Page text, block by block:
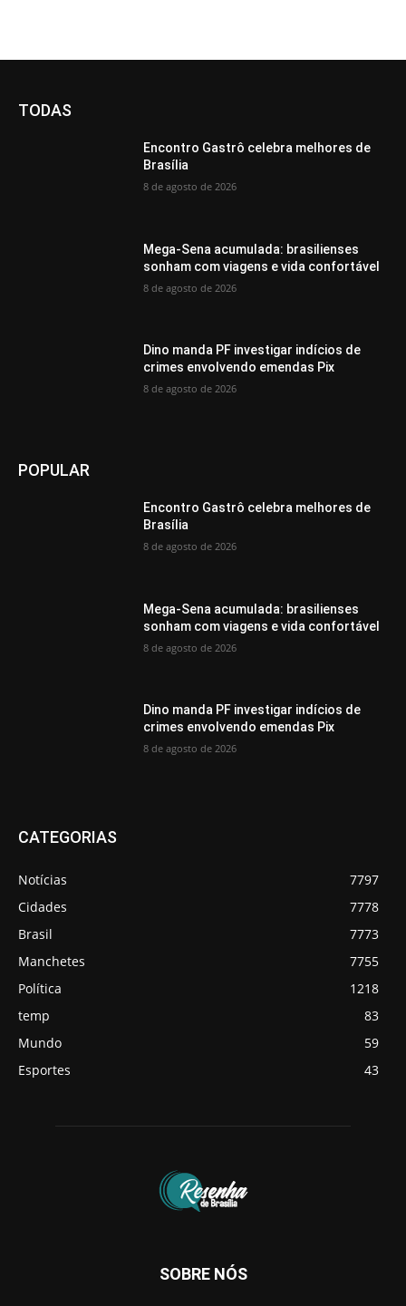
TODAS
Encontro Gastrô celebra melhores de
Brasília
8 de agosto de 2026
Mega-Sena acumulada: brasilienses
sonham com viagens e vida confortável
8 de agosto de 2026
Dino manda PF investigar indícios de
crimes envolvendo emendas Pix
8 de agosto de 2026
POPULAR
Encontro Gastrô celebra melhores de
Brasília
8 de agosto de 2026
Mega-Sena acumulada: brasilienses
sonham com viagens e vida confortável
8 de agosto de 2026
Dino manda PF investigar indícios de
crimes envolvendo emendas Pix
8 de agosto de 2026
CATEGORIAS
Notícias
7797
Cidades
7778
Brasil
7773
Manchetes
7755
Política
1218
temp
83
Mundo
59
Esportes
43
SOBRE NÓS